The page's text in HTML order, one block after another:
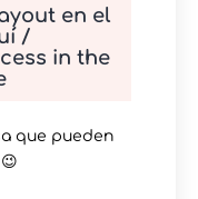
en el
/
in the
que pueden